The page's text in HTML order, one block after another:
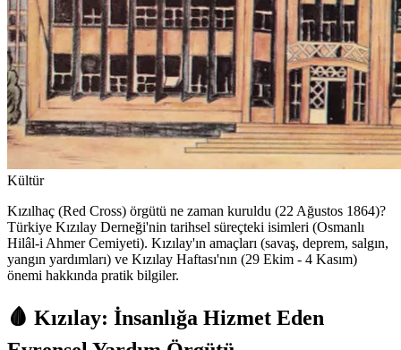
Kültür
Kızılhaç (Red Cross) örgütü ne zaman kuruldu (22 Ağustos 1864)?
Türkiye Kızılay Derneği'nin tarihsel süreçteki isimleri (Osmanlı
Hilâl-i Ahmer Cemiyeti). Kızılay'ın amaçları (savaş, deprem, salgın,
yangın yardımları) ve Kızılay Haftası'nın (29 Ekim - 4 Kasım)
önemi hakkında pratik bilgiler.
🩸 Kızılay: İnsanlığa Hizmet Eden